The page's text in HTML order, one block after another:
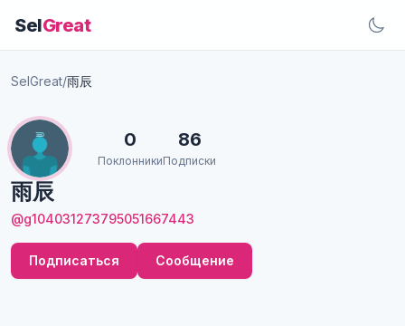
SelGreat
SelGreat/雨辰
雨辰
@g104031273795051667443
0
Поклонники
86
Подписки
Подписаться Сообщение